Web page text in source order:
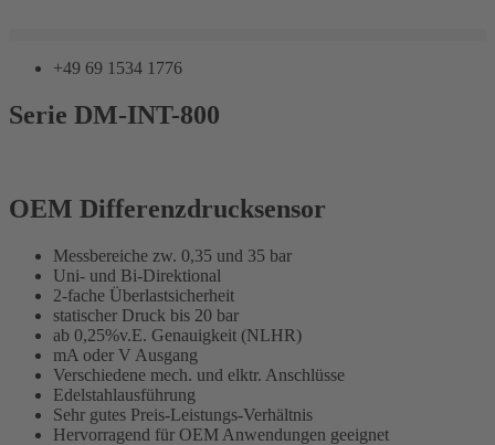
+49 69 1534 1776
Serie DM-INT-800
OEM Differenzdrucksensor
Messbereiche zw. 0,35 und 35 bar
Uni- und Bi-Direktional
2-fache Überlastsicherheit
statischer Druck bis 20 bar
ab 0,25%v.E. Genauigkeit (NLHR)
mA oder V Ausgang
Verschiedene mech. und elktr. Anschlüsse
Edelstahlausführung
Sehr gutes Preis-Leistungs-Verhältnis
Hervorragend für OEM Anwendungen geeignet